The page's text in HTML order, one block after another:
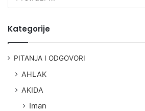
Kategorije
PITANJA I ODGOVORI
AHLAK
AKIDA
Iman